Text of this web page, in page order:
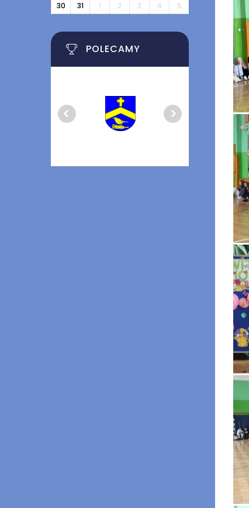
30
31 1 2 3 4 5
POLECAMY